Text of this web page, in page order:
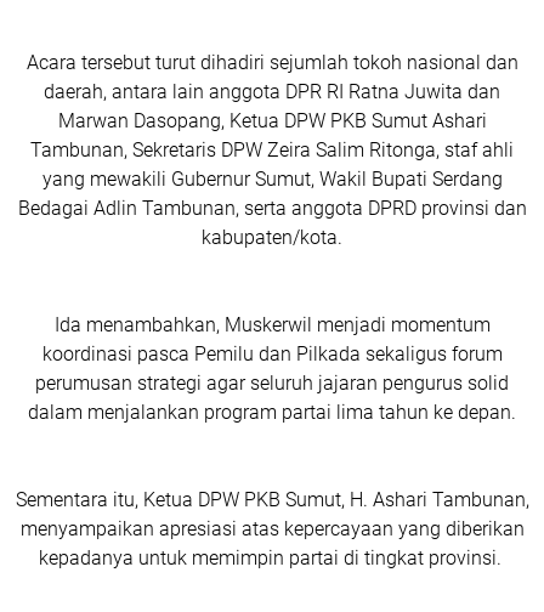
Acara tersebut turut dihadiri sejumlah tokoh nasional dan
daerah, antara lain anggota DPR RI Ratna Juwita dan
Marwan Dasopang, Ketua DPW PKB Sumut Ashari
Tambunan, Sekretaris DPW Zeira Salim Ritonga, staf ahli
yang mewakili Gubernur Sumut, Wakil Bupati Serdang
Bedagai Adlin Tambunan, serta anggota DPRD provinsi dan
kabupaten/kota.
Ida menambahkan, Muskerwil menjadi momentum
koordinasi pasca Pemilu dan Pilkada sekaligus forum
perumusan strategi agar seluruh jajaran pengurus solid
dalam menjalankan program partai lima tahun ke depan.
Sementara itu, Ketua DPW PKB Sumut, H. Ashari Tambunan,
menyampaikan apresiasi atas kepercayaan yang diberikan
kepadanya untuk memimpin partai di tingkat provinsi.